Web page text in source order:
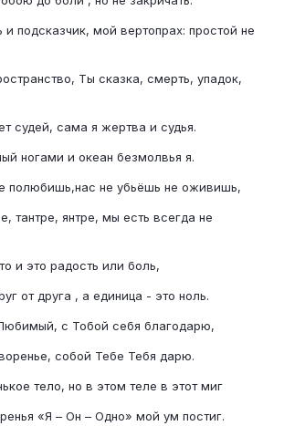
подсказчик, мой вертопрах: простой не
Ты сказка, смерть, упадок,
судей, сама я жертва и судья.
ногами и океан безмолвья я.
полюбишь,нас не убьёшь не оживишь,
тантре, янтре, мы есть всегда не
и это радость или боль,
от друга , а единица - это ноль.
с Тобой себя благодарю,
собой Тебе Тебя дарю.
тело, но в этом теле в этот миг
«Я – Он – Одно» мой ум постиг.